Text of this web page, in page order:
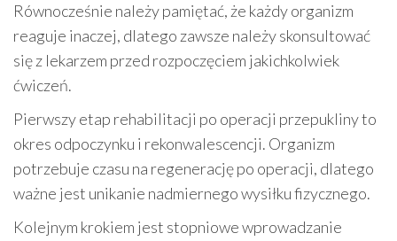
Równocześnie należy pamiętać, że każdy organizm
reaguje inaczej, dlatego zawsze należy skonsultować
się z lekarzem przed rozpoczęciem jakichkolwiek
ćwiczeń.
Pierwszy etap rehabilitacji po operacji przepukliny to
okres odpoczynku i rekonwalescencji. Organizm
potrzebuje czasu na regenerację po operacji, dlatego
ważne jest unikanie nadmiernego wysiłku fizycznego.
Kolejnym krokiem jest stopniowe wprowadzanie